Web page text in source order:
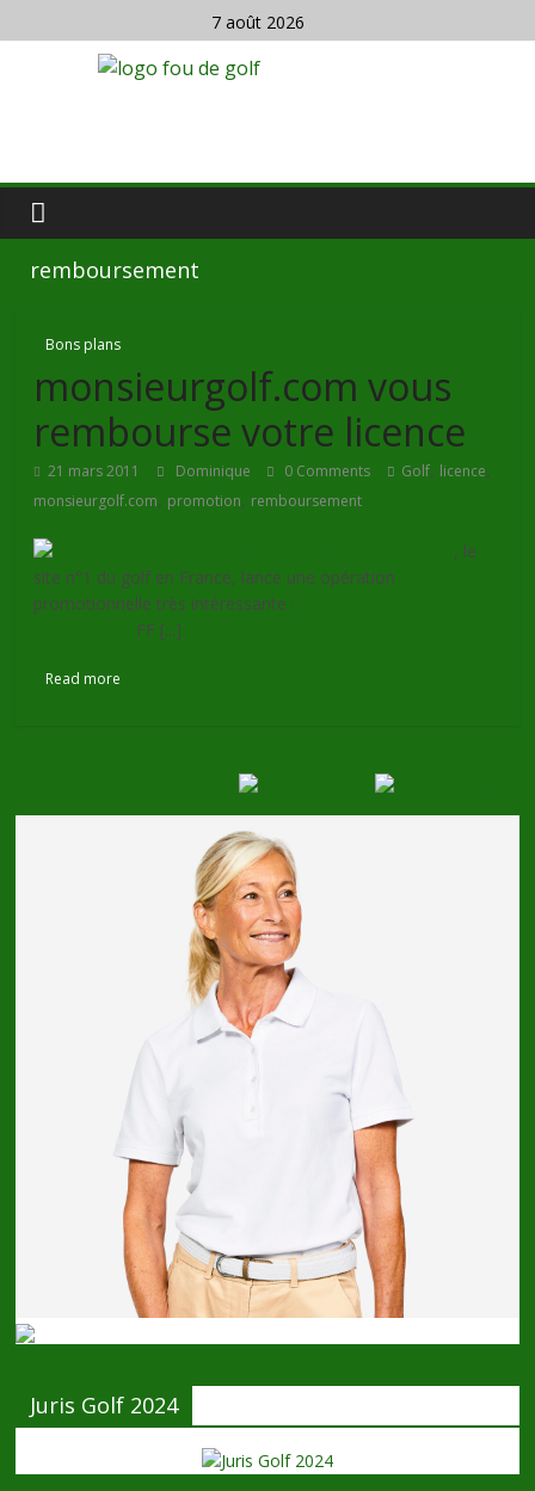
7 août 2026
remboursement
Bons plans
monsieurgolf.com vous
rembourse votre licence
21 mars 2011 Dominique 0 Comments Golf, licence,
monsieurgolf.com, promotion, remboursement
, le
site n°1 du golf en France, lance une opération
promotionnelle très intéressante :
FF [...]
Read more
Juris Golf 2024